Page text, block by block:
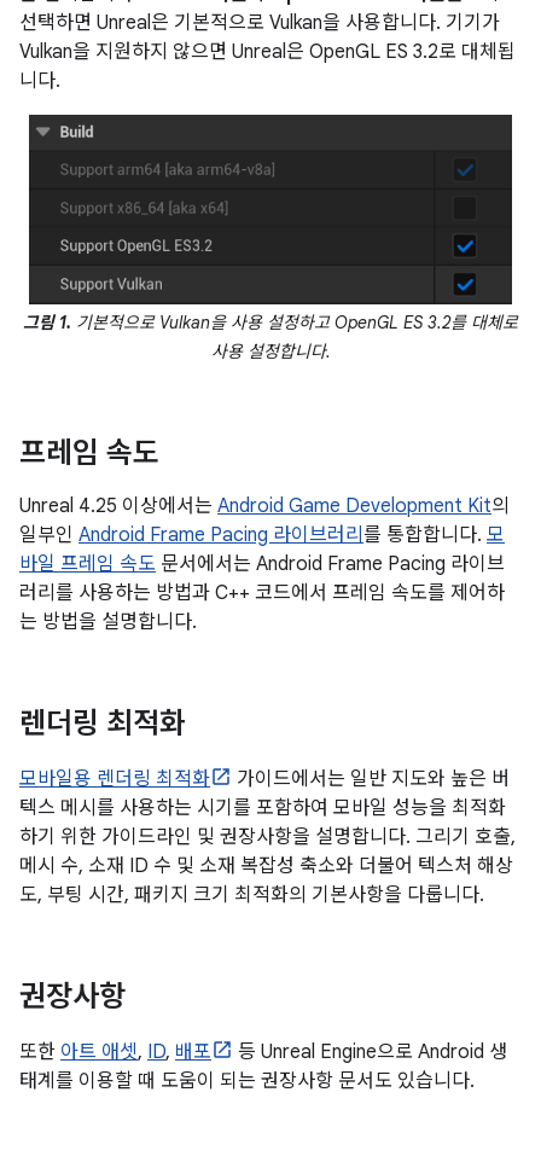
선택하면 Unreal은 기본적으로 Vulkan을 사용합니다. 기기가
Vulkan을 지원하지 않으면 Unreal은 OpenGL ES 3.2로 대체됩
니다.
그림 1. 기본적으로 Vulkan을 사용 설정하고 OpenGL ES 3.2를 대체로
사용 설정합니다.
프레임 속도
Unreal 4.25 이상에서는 Android Game Development Kit의
일부인 Android Frame Pacing 라이브러리 를 통합합니다. 모
바일 프레임 속도 문서에서는 Android Frame Pacing 라이브
러리를 사용하는 방법과 C++ 코드에서 프레임 속도를 제어하
는 방법을 설명합니다.
렌더링 최적화
모바일용 렌더링 최적화
가이드에서는 일반 지도와 높은 버
텍스 메시를 사용하는 시기를 포함하여 모바일 성능을 최적화
하기 위한 가이드라인 및 권장사항을 설명합니다. 그리기 호출,
메시 수, 소재 ID 수 및 소재 복잡성 축소와 더불어 텍스처 해상
도, 부팅 시간, 패키지 크기 최적화의 기본사항을 다룹니다.
권장사항
또한 아트 애셋, ID, 배포
등 Unreal Engine으로 Android 생
태계를 이용할 때 도움이 되는 권장사항 문서도 있습니다.